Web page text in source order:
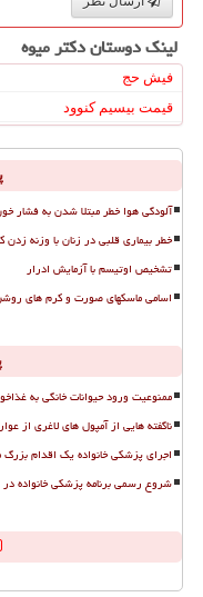
لینک دوستان دكتر میوه
فیش حج
قیمت بیسیم کنوود
آلودگی هوا خطر مبتلا شدن به فشار
خطر بیماری قلبی در زنان با وزنه
تشخیص اوتیسم با آزمایش ادرار
اسامی ماسکهای صورت و کرم های
ممنوعیت ورود حیوانات خانگی به
ناگفته هایی از آمپول های لاغری از
اجرای پزشکی خانواده یک اقدام
شروع رسمی برنامه پزشکی خانواده در ۲۰ شهر مرحله دوم